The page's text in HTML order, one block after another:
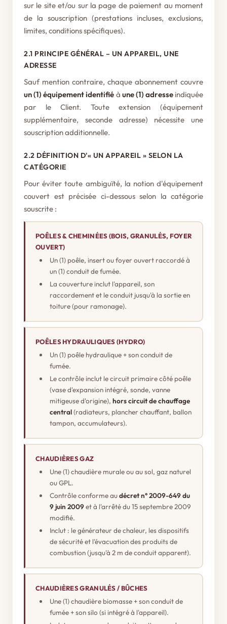
sur le site et/ou sur la page de paiement au moment
de la souscription (prestations incluses, exclusions,
limites, conditions spécifiques).
2.1 PRINCIPE GÉNÉRAL – UN APPAREIL, UNE
ADRESSE
Sauf mention contraire, chaque abonnement couvre
un (1) équipement identifié à une (1) adresseindiquée
par le Client. Toute extension (équipement
supplémentaire, seconde adresse) nécessite une
souscription additionnelle.
2.2 DÉFINITION D'« UN APPAREIL » SELON LA
CATÉGORIE
Pour éviter toute ambiguïté, la notion d'équipement
couvert est précisée ci-dessous selon la catégorie
souscrite :
POÊLES & CHEMINÉES (BOIS, GRANULÉS, FOYER
OUVERT)
Un (1) poêle, insert ou foyer ouvert raccordé à
un (1) conduit de fumée.
La couverture inclut l'appareil, son
raccordement et le conduit jusqu'à la sortie en
toiture (pour ramonage).
POÊLES HYDRAULIQUES (HYDRO)
Un (1) poêle hydraulique + son conduit de
fumée.
Le contrôle inclut le circuit primaire côté poêle
(vase d'expansion intégré, sonde, vanne
mitigeuse d'origine), hors circuit de chauffage
central(radiateurs, plancher chauffant, ballon
tampon, accumulateurs).
CHAUDIÈRES GAZ
Une (1) chaudière murale ou au sol, gaz naturel
ou GPL.
Contrôle conforme audécret n° 2009-649 du
9 juin 2009et à l'arrêté du 15 septembre 2009
modifié.
Inclut : le générateur de chaleur, les dispositifs
de sécurité et l'évacuation des produits de
combustion (jusqu'à 2 m de conduit apparent).
CHAUDIÈRES GRANULÉS / BÛCHES
Une (1) chaudière biomasse + son conduit de
fumée + son silo (si intégré à l'appareil).